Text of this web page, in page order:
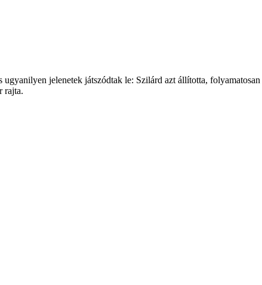
jelenetek játszódtak le: Szilárd azt állította, folyamatosan
rajta.